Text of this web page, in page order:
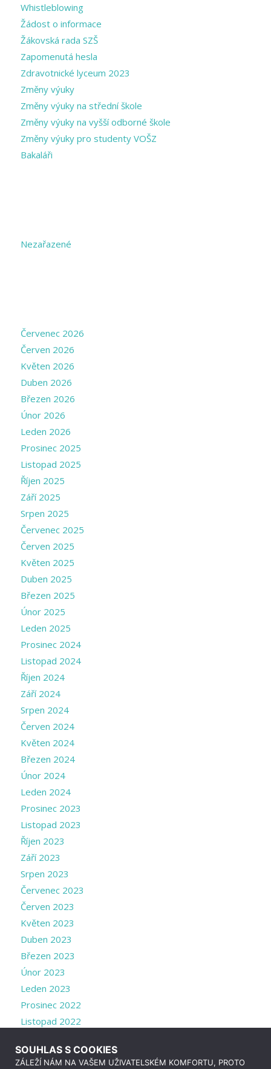
Whistleblowing
Žádost o informace
Žákovská rada SZŠ
Zapomenutá hesla
Zdravotnické lyceum 2023
Změny výuky
Změny výuky na střední škole
Změny výuky na vyšší odborné škole
Změny výuky pro studenty VOŠZ
Bakaláři
Nezařazené
Červenec 2026
Červen 2026
Květen 2026
Duben 2026
Březen 2026
Únor 2026
Leden 2026
Prosinec 2025
Listopad 2025
Říjen 2025
Září 2025
Srpen 2025
Červenec 2025
Červen 2025
Květen 2025
Duben 2025
Březen 2025
Únor 2025
Leden 2025
Prosinec 2024
Listopad 2024
Říjen 2024
Září 2024
Srpen 2024
Červen 2024
Květen 2024
Březen 2024
Únor 2024
Leden 2024
Prosinec 2023
Listopad 2023
Říjen 2023
Září 2023
Srpen 2023
Červenec 2023
Červen 2023
Květen 2023
Duben 2023
Březen 2023
Únor 2023
Leden 2023
Prosinec 2022
Listopad 2022
Září 2022
SOUHLAS S COOKIES
ZÁLEŽÍ NÁM NA VAŠEM UŽIVATELSKÉM KOMFORTU, PROTO